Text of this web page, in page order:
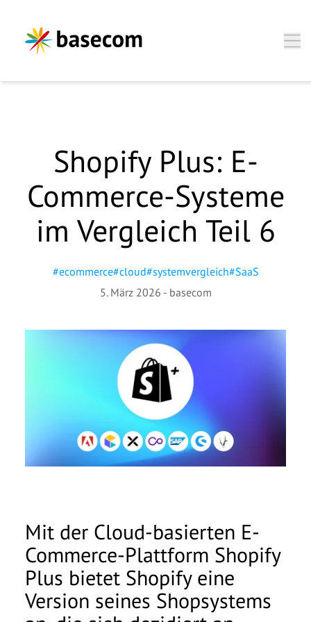
Shopify Plus: E-
Commerce-Systeme
im Vergleich Teil 6
#ecommerce#cloud#systemvergleich#SaaS
5. März 2026 - basecom
Mit der Cloud-basierten E-
Commerce-Plattform Shopify
Plus bietet Shopify eine
Version seines Shopsystems
Nina Sophie Whyte,
Director Business Unit
Wir freuen uns, Sie
Unternehmen*
Telefonnummer
Nachricht
Whitepaper: E-Commerce-
Anrede *
Vorname